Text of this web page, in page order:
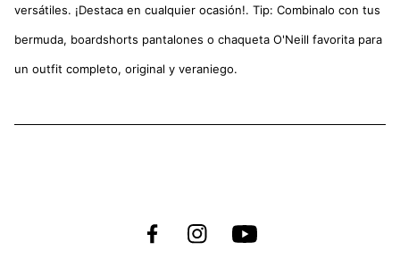
versátiles. ¡Destaca en cualquier ocasión!. Tip: Combinalo con tus
bermuda, boardshorts pantalones o chaqueta O'Neill favorita para
un outfit completo, original y veraniego.